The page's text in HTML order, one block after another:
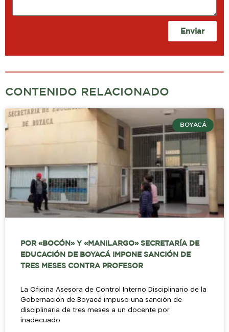
Enviar
CONTENIDO RELACIONADO
BOYACÁ
POR «BOCÓN» Y «MANILARGO» SECRETARÍA DE
EDUCACIÓN DE BOYACÁ IMPONE SANCIÓN DE
TRES MESES CONTRA PROFESOR
La Oficina Asesora de Control Interno Disciplinario de la
Gobernación de Boyacá impuso una sanción de
disciplinaria de tres meses a un docente por
inadecuado